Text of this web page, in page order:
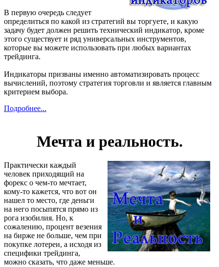
В первую очередь следует
определиться по какой из стратегий вы торгуете, и какую
задачу будет должен решить технический индикатор, кроме
этого существует и ряд универсальных инструментов,
которые вы можете использовать при любых вариантах
трейдинга.
Индикаторы призваны именно автоматизировать процесс
вычислений, поэтому стратегия торговли и является главным
критерием выбора.
Подробнее...
Мечта и реальность.
Практически каждый
человек приходящий на
форекс о чем-то мечтает,
кому-то кажется, что вот он
нашел то место, где деньги
на него посыпятся прямо из
рога изобилия. Но, к
сожалению, процент везения
на бирже не больше, чем при
покупке лотереи, а исходя из
специфики трейдинга,
можно сказать, что даже меньше.